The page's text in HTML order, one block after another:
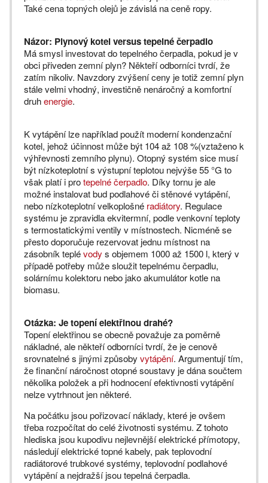
Také cena topných olejů je závislá na ceně ropy.
Názor: Plynový kotel versus tepelné čerpadlo
Má smysl investovat do tepelného čerpadla, pokud je v
obci přiveden zemní plyn? Někteří odborníci tvrdí, že
zatím nikoliv. Navzdory zvýšení ceny je totiž zemní plyn
stále velmi vhodný, investičně nenáročný a komfortní
druhenergie.
K vytápění lze například použít moderní kondenzační
kotel, jehož účinnost může být 104 až 108 %(vztaženo k
výhřevnosti zemního plynu). Otopný systém sice musí
být nízkoteplotní s výstupní teplotou nejvýše 55 °G to
však platí i protepelné čerpadlo. Díky tornu je ale
možné instalovat bud podlahové či stěnové vytápění,
nebo nízkoteplotní velkoplošné radiátory. Regulace
systému je zpravidla ekvitermní, podle venkovní teploty
s termostatickými ventily v místnostech. Nicméně se
přesto doporučuje rezervovat jednu místnost na
zásobník teplévody s objemem 1000 až 1500 l, který v
případě potřeby může sloužit tepelnému čerpadlu,
solárnímu kolektoru nebo jako akumulátor kotle na
biomasu.
Otázka: Je topení elektřinou drahé?
Topení elektřinou se obecně považuje za poměrně
nákladné, ale někteří odborníci tvrdí, že je cenově
srovnatelné s jinými způsoby vytápění. Argumentují tím,
že finanční náročnost otopné soustavy je dána součtem
několika položek a při hodnocení efektivnosti vytápění
nelze vytrhnout jen některé.
Na počátku jsou pořizovací náklady, které je ovšem
třeba rozpočítat do celé životnosti systému. Z tohoto
hlediska jsou kupodivu nejlevnější elektrické přímotopy,
následují elektrické topné kabely, pak teplovodní
radiátorové trubkové systémy, teplovodní podlahové
vytápění a nejdražší jsou tepelná čerpadla.